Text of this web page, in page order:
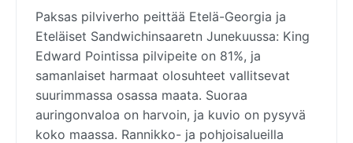
Paksas pilviverho peittää Etelä-Georgia ja
Eteläiset Sandwichinsaaretn Junekuussa: King
Edward Pointissa pilvipeite on 81%, ja
samanlaiset harmaat olosuhteet vallitsevat
suurimmassa osassa maata. Suoraa
auringonvaloa on harvoin, ja kuvio on pysyvä
koko maassa. Rannikko- ja pohjoisalueilla